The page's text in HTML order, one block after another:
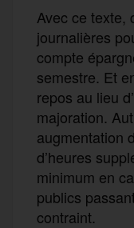
Avec ce texte,
journalières
compte
semestre. Et
repos au lieu
majoration.
augmentation
d’heures
minimum en
publics
contraint.